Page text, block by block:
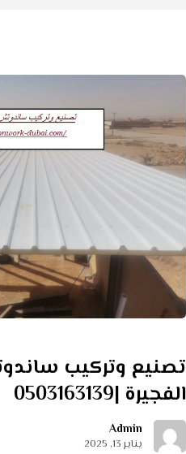
تصنيع وتركيب
الفجيرة |0503163139
Admin
يناير 13, 2025